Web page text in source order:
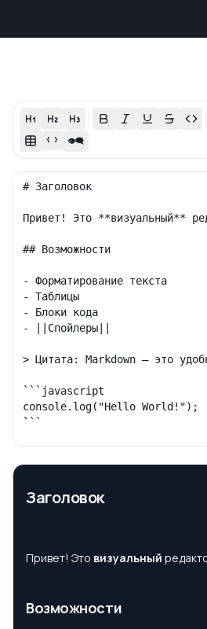
{ } 👁‍🗨
Заголовок
Привет! Это визуальный
Возможности